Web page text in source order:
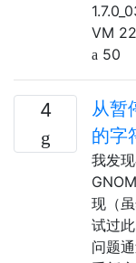
VM
50
4
从暂
的字
我发
现（
试过
问题